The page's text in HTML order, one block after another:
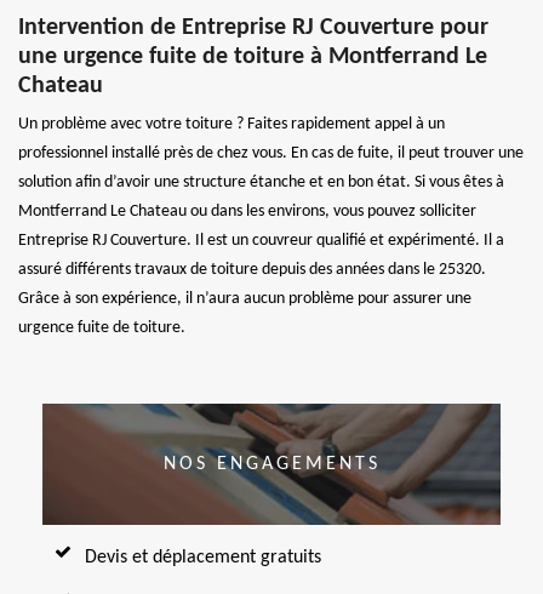
Intervention de Entreprise RJ Couverture pour
une urgence fuite de toiture à Montferrand Le
Chateau
Un problème avec votre toiture ? Faites rapidement appel à un
professionnel installé près de chez vous. En cas de fuite, il peut trouver une
solution afin d’avoir une structure étanche et en bon état. Si vous êtes à
Montferrand Le Chateau ou dans les environs, vous pouvez solliciter
Entreprise RJ Couverture. Il est un couvreur qualifié et expérimenté. Il a
assuré différents travaux de toiture depuis des années dans le 25320.
Grâce à son expérience, il n’aura aucun problème pour assurer une
urgence fuite de toiture.
NOS ENGAGEMENTS
Devis et déplacement gratuits